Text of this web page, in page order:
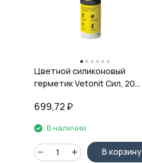
Цветной силиконовый
герметик Vetonit Сил, 20
699,72 ₽
В наличии
В корзину